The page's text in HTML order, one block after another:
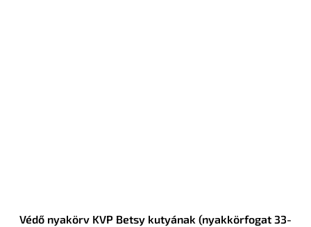
Védő nyakörv KVP Betsy kutyának (nyakkörfogat 33-